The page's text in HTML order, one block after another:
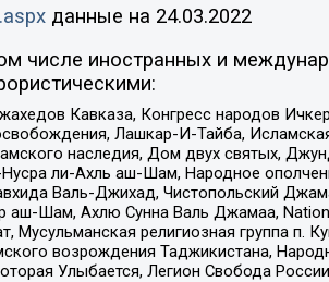
данные на 24.03.2022
числе иностранных и
Кавказа, Конгресс народов
Лашкар-И-Тайба,
наследия, Дом двух святых,
ли-Ахль аш-Шам, Народное
Валь-Джихад, Чистопольский
Шам, Ахлю Сунна Валь Джамаа,
Мусульманская религиозная группа п.
возрождения Таджикистана,
Улыбается, Легион Свобода